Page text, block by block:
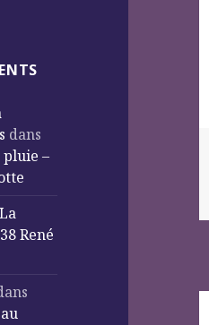
dans
pluie –
La
René